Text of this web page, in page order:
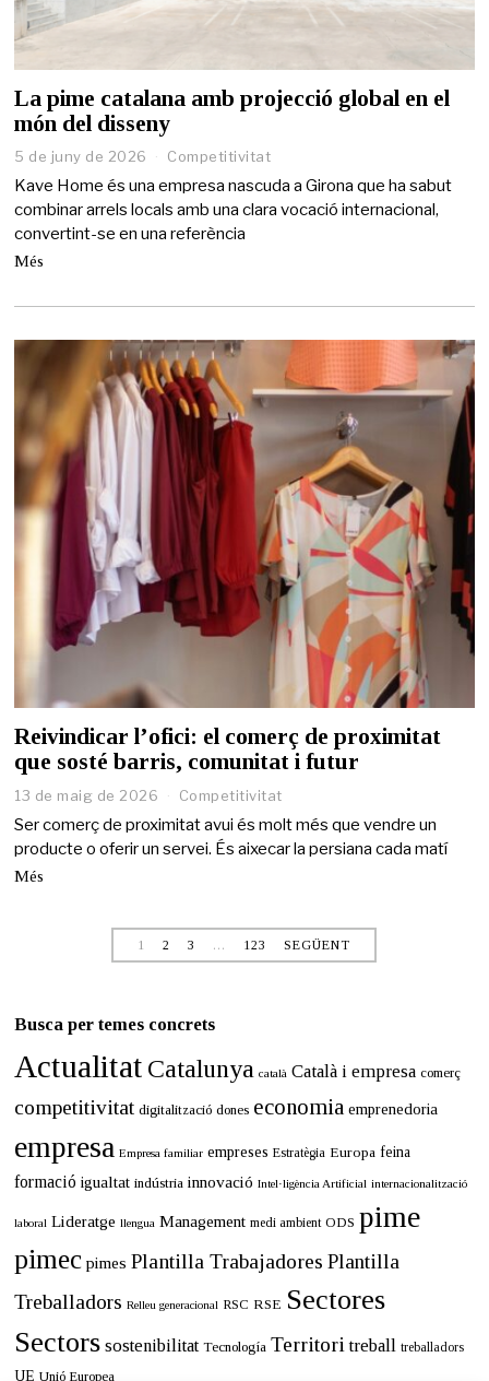
La pime catalana amb projecció global en el
món del disseny
5 de juny de 2026
5
e
j
u
0
2
6
Competitivitat
Kave Home és una empresa nascuda a Girona que ha sabut
combinar arrels locals amb una clara vocació internacional,
convertint-se en una referència
Més
Reivindicar l’ofici: el comerç de proximitat
que sosté barris, comunitat i futur
13 de maig de 2026
4
d
e
g
d
2
Competitivitat
Ser comerç de proximitat avui és molt més que vendre un
producte o oferir un servei. És aixecar la persiana cada matí
Més
1 2 3 … 123 SEGÜENT
Busca per temes concrets
Actualitat Catalunya català Català i empresa comerç
competitivitat digitalització dones economia emprenedoria
empresa Empresa familiar empreses Estratègia Europa feina
formació igualtat indústria innovació Intel·ligència Artificial internacionalització
laboral Lideratge llengua Management medi ambient ODS pime
pimec pimes Plantilla Trabajadores Plantilla
Treballadors Relleu generacional RSC RSE Sectores
Sectors sostenibilitat Tecnología Territori treball treballadors
UE Unió Europea